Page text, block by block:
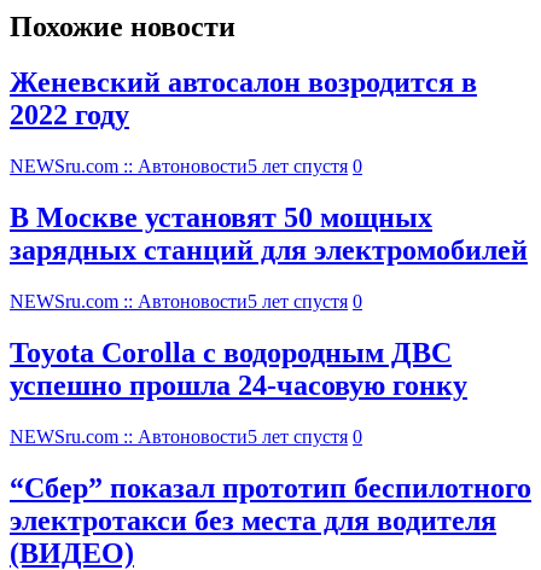
Похожие новости
Женевский автосалон возродится в
2022 году
NEWSru.com :: Автоновости5 лет спустя 0
В Москве установят 50 мощных
зарядных станций для электромобилей
NEWSru.com :: Автоновости5 лет спустя 0
Toyota Corolla с водородным ДВС
успешно прошла 24-часовую гонку
NEWSru.com :: Автоновости5 лет спустя 0
“Сбер” показал прототип беспилотного
электротакси без места для водителя
(ВИДЕО)